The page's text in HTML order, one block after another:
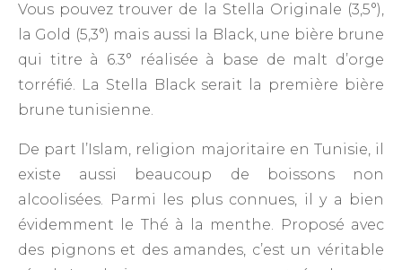
Vous pouvez trouver de la Stella Originale (3,5°),
la Gold (5,3°) mais aussi la Black, une bière brune
qui titre à 6.3° réalisée à base de malt d’orge
torréfié. La Stella Black serait la première bière
brune tunisienne.
De part l’Islam, religion majoritaire en Tunisie, il
existe aussi beaucoup de boissons non
alcoolisées. Parmi les plus connues, il y a bien
évidemment le Thé à la menthe. Proposé avec
des pignons et des amandes, c’est un véritable